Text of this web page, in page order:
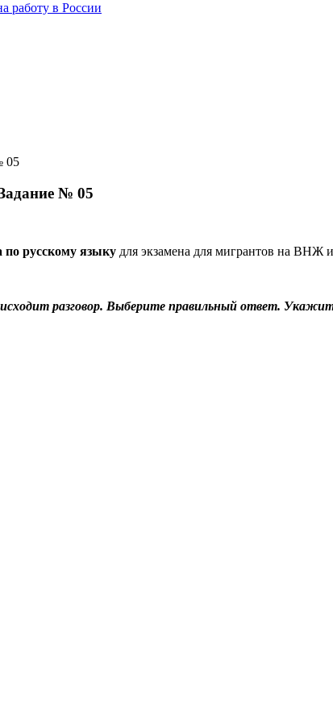
работу в России
05
№ 05
по русскому языку для экзамена для мигрантов на ВНЖ
разговор. Выберите правильный ответ.